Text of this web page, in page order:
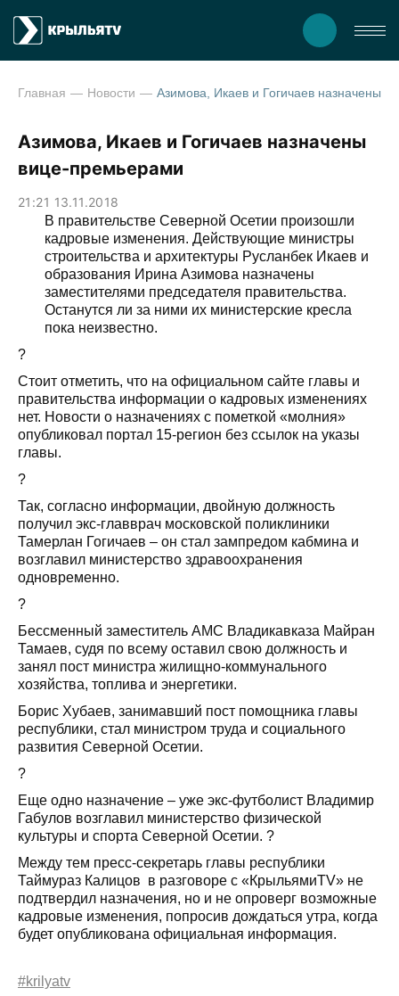
Главная Новости
Азимова, Икаев и Гогичаев назначены
вице-премьерами
21:21 13.11.2018
В правительстве Северной Осетии произошли
кадровые изменения. Действующие министры
строительства и архитектуры Русланбек Икаев и
образования Ирина Азимова назначены
заместителями председателя правительства.
Останутся ли за ними их министерские кресла
пока неизвестно.
?
Стоит отметить, что на официальном сайте главы и
правительства информации о кадровых изменениях
нет. Новости о назначениях с пометкой «молния»
опубликовал портал 15-регион без ссылок на указы
главы.
?
Так, согласно информации, двойную должность
получил экс-главврач московской поликлиники
Тамерлан Гогичаев – он стал зампредом кабмина и
возглавил министерство здравоохранения
одновременно.
?
Бессменный заместитель АМС Владикавказа Майран
Тамаев, судя по всему оставил свою должность и
занял пост министра жилищно-коммунального
хозяйства, топлива и энергетики.
Борис Хубаев, занимавший пост помощника главы
республики, стал министром труда и социального
развития Северной Осетии.
?
Еще одно назначение – уже экс-футболист Владимир
Габулов возглавил министерство физической
культуры и спорта Северной Осетии. ?
Между тем пресс-секретарь главы республики
Таймураз Калицов в разговоре с «КрыльямиTV» не
подтвердил назначения, но и не опроверг возможные
кадровые изменения, попросив дождаться утра, когда
будет опубликована официальная информация.
#krilyatv